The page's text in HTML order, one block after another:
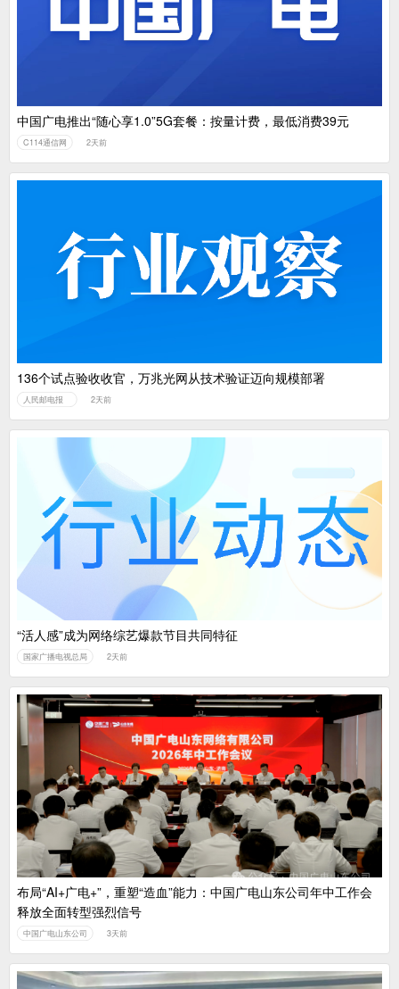
中国广电推出“随心享1.0”5G套餐：按量计费，最低消费39元
C114通信网 2天前
136个试点验收收官，万兆光网从技术验证迈向规模部署
人民邮电报 2天前
“活人感”成为网络综艺爆款节目共同特征
国家广播电视总局 2天前
布局“AI+广电+”，重塑“造血”能力：中国广电山东公司年中工作会
释放全面转型强烈信号
中国广电山东公司 3天前